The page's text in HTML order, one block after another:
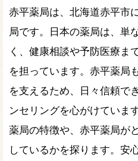
赤平薬局は、北海道赤平市
局です。日本の薬局は、単
く、健康相談や予防医療ま
を担っています。赤平薬局
を支えるため、日々信頼で
ンセリングを心がけていま
薬局の特徴や、赤平薬局が
しているかを探ります。安